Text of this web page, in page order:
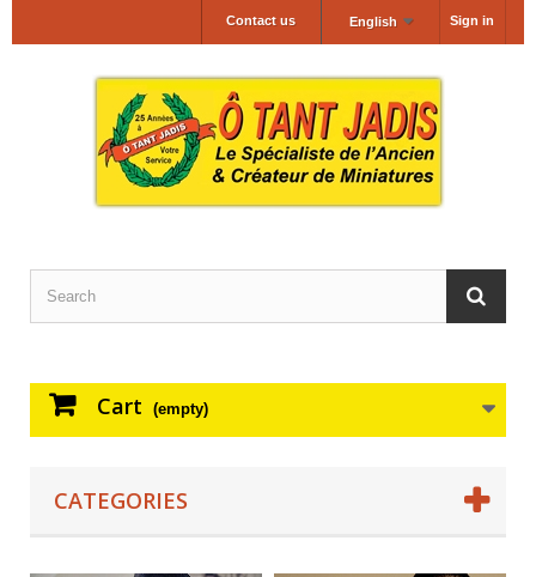
Sign in
English
Contact us
Cart (empty)
CATEGORIES